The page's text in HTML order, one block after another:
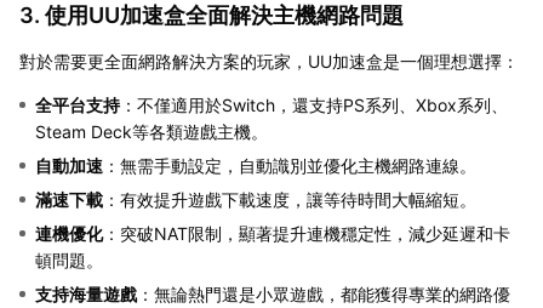
3. 使用UU加速盒全面解決主機網路問題
對於需要更全面網路解決方案的玩家，UU加速盒是一個理想選擇：
全平台支持：不僅適用於Switch，還支持PS系列、Xbox系列、
Steam Deck等各類遊戲主機。
自動加速 ：無需手動設定，自動識別並優化主機網路連線。
滿速下載 ：有效提升遊戲下載速度，讓等待時間大幅縮短。
連機優化：突破NAT限制，顯著提升連機穩定性，減少延遲和卡
頓問題。
支持海量遊戲：無論熱門還是小眾遊戲，都能獲得專業的網路優